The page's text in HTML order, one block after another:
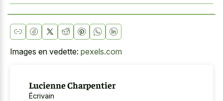
Images en vedette: pexels.com
Lucienne Charpentier
Écrivain